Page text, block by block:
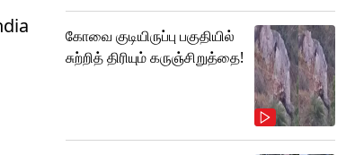
கோவை குடியிருப்பு பகுதியில்
சுற்றித் திரியும் கருஞ்சிறுத்தை!